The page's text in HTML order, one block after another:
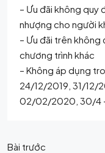
– Ưu đãi không quy
nhượng cho người
– Ưu đãi trên
chương trình khác
– Không áp dụng
24/12/2019, 31/12/
02/02/2020, 30/4
Bài trước